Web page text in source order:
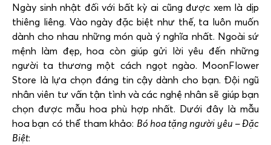
Ngày sinh nhật đối với bất kỳ ai cũng được xem là dịp
thiêng liêng. Vào ngày đặc biệt như thế, ta luôn muốn
dành cho nhau những món quà ý nghĩa nhất. Ngoài sứ
mệnh làm đẹp, hoa còn giúp gửi lời yêu đến những
người ta thương một cách ngọt ngào. MoonFlower
Store là lựa chọn đáng tin cậy dành cho bạn. Đội ngũ
nhân viên tư vấn tận tình và các nghệ nhân sẽ giúp bạn
chọn được mẫu hoa phù hợp nhất. Dưới đây là mẫu
hoa bạn có thể tham khảo: Bó hoa tặng người yêu – Đặc
Biệt: